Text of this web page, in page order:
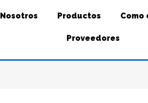
Nosotros Productos Como
Proveedores